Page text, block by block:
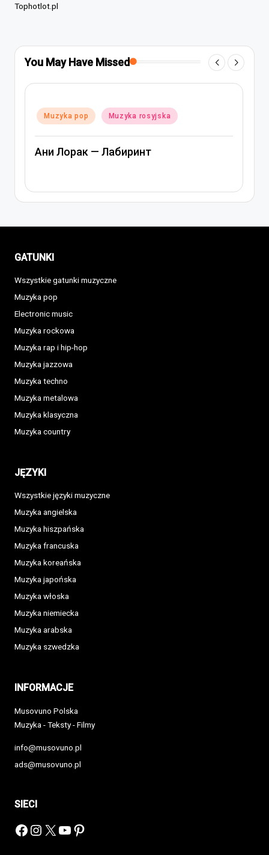
Tophotlot.pl
You May Have Missed
in
Muzyka pop Muzyka rap i hip-hop
Muzyka rosyjska
Артем Качер Ани Лорак – Материк
GATUNKI
Wszystkie gatunki muzyczne
Muzyka pop
Electronic music
Muzyka rockowa
Muzyka rap i hip-hop
Muzyka jazzowa
Muzyka techno
Muzyka metalowa
Muzyka klasyczna
Muzyka country
JĘZYKI
Wszystkie języki muzyczne
Muzyka angielska
Muzyka hiszpańska
Muzyka francuska
Muzyka koreańska
Muzyka japońska
Muzyka włoska
Muzyka niemiecka
Muzyka arabska
Muzyka szwedzka
INFORMACJE
Musovuno Polska
Muzyka - Teksty - Filmy
info@musovuno.pl
ads@musovuno.pl
SIECI
Facebook
Instagram
X YouTube
Pinterest